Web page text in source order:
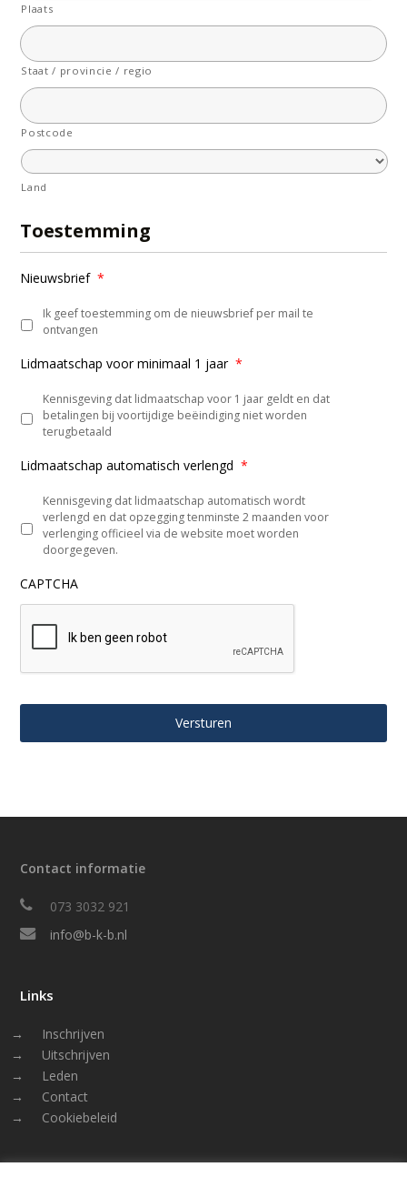
Plaats
Staat / provincie / regio
Postcode
Land
Toestemming
Nieuwsbrief *
Ik geef toestemming om de nieuwsbrief per mail te
ontvangen
Lidmaatschap voor minimaal 1 jaar *
Kennisgeving dat lidmaatschap voor 1 jaar geldt en dat
betalingen bij voortijdige beëindiging niet worden
terugbetaald
Lidmaatschap automatisch verlengd *
Kennisgeving dat lidmaatschap automatisch wordt
verlengd en dat opzegging tenminste 2 maanden voor
verlenging officieel via de website moet worden
doorgegeven.
CAPTCHA
Contact informatie
073 3032 921
info@b-k-b.nl
Links
Inschrijven
Uitschrijven
Leden
Contact
Cookiebeleid